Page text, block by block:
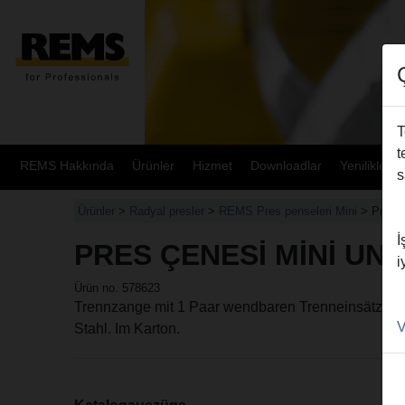
REMS Hakkında Ürünler Hizmet Downloadlar Yenilikler
Ürünler > Radyal presler > REMS Pres penseleri Mini > Pres
PRES ÇENESI MINI
Ürün no. 578623
Trennzange mit 1 Paar wendbaren Trenneinsätzen
Stahl. Im Karton.